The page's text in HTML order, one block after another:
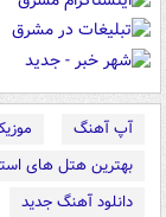
آپ آهنگ
بهترین هتل های
دانلود آهنگ جدید